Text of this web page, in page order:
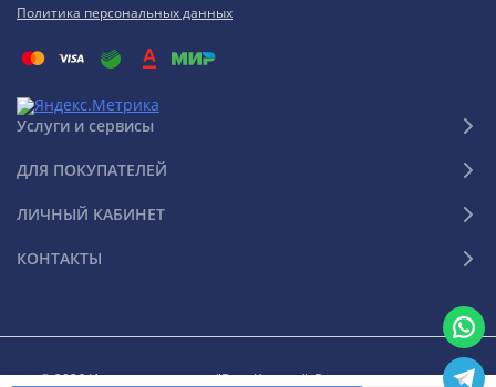
Политика персональных данных
Услуги и сервисы
ДЛЯ ПОКУПАТЕЛЕЙ
ЛИЧНЫЙ КАБИНЕТ
КОНТАКТЫ
© 2026 Интернет-магазин "Ваш Климат". Все права защищены